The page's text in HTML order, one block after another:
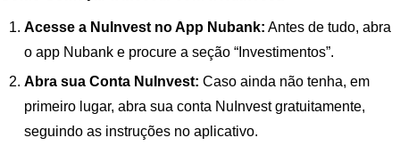
Acesse a NuInvest no App Nubank: Antes de tudo, abra
o app Nubank e procure a seção “Investimentos”.
Abra sua Conta NuInvest: Caso ainda não tenha, em
primeiro lugar, abra sua conta NuInvest gratuitamente,
seguindo as instruções no aplicativo.